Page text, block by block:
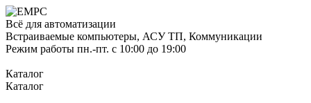
Всё для автоматизации
Встраиваемые компьютеры, АСУ ТП, Коммуникации
Режим работы пн.-пт. с 10:00 до 19:00
Каталог
Каталог